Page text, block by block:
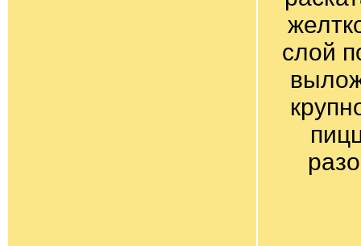
слой